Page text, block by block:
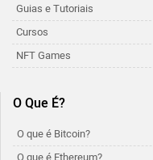
Guias e Tutoriais
Cursos
NFT Games
O Que É?
O que é Bitcoin?